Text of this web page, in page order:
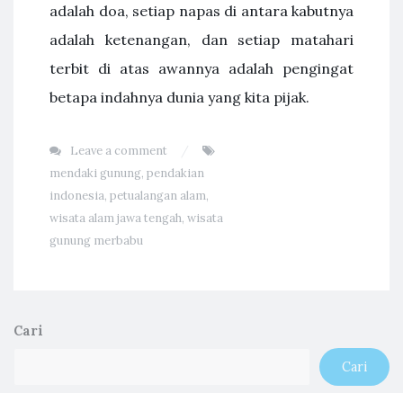
adalah doa, setiap napas di antara kabutnya
adalah ketenangan, dan setiap matahari
terbit di atas awannya adalah pengingat
betapa indahnya dunia yang kita pijak.
Leave a comment
mendaki gunung, pendakian
indonesia, petualangan alam,
wisata alam jawa tengah, wisata
gunung merbabu
Cari
Cari